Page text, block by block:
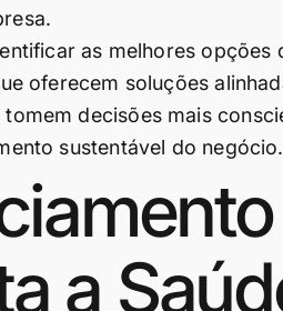
as melhores opções
oferecem soluções
decisões mais
sustentável do negócio.
a